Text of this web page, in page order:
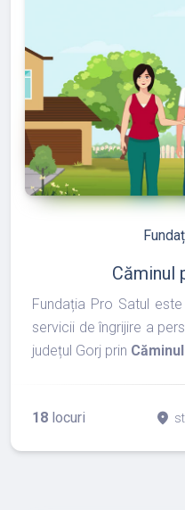
refresh
Căminul
Fundația Pro Satul
servicii de îngrijire a
județul Gorj prin
18 locuri place